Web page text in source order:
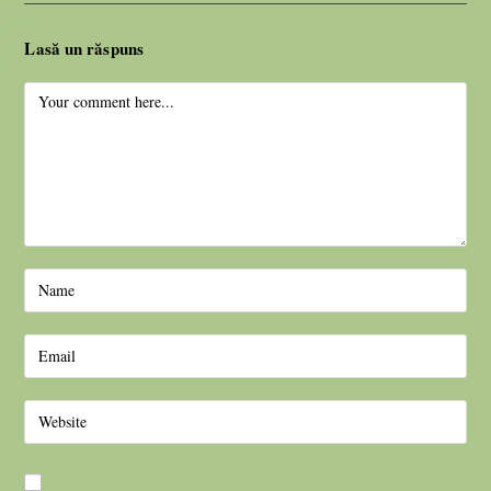
Lasă un răspuns